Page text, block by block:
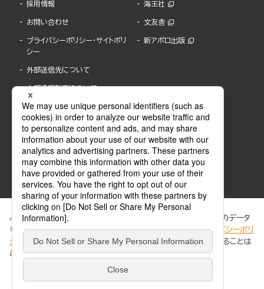
採用情報
お問い合わせ
プライバシーポリシー・サイトポリ
シー
外部送信先について
内部通報制度について
海王社
文友舎
新アポロ出版
ABJマークは、この電子書店・電子書籍配信サービスが、著作権者からコンテンツ使用許諾を
得た正規版配信サービスであることを示す登録商標(登録番号 第6091713号)です。
ABJマークの詳細、ABJマークを掲示しているサービスの一覧はこちら。
ぶんか社が運営するサイトでは、利便性向上のためにCookie等のデータ
を使用しています。 当社のCookieについての詳細は、「プライバシーポリ
シー
」をご覧ください。当サイトでは、訪問者の個人情報を追跡することは
ありません。